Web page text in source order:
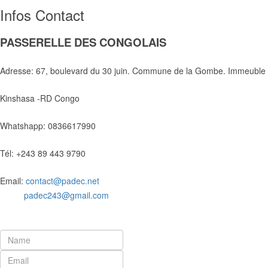
Infos Contact
PASSERELLE DES CONGOLAIS
Adresse: 67, boulevard du 30 juin. Commune de la Gombe. Immeuble
Kinshasa -RD Congo
Whatshapp: 0836617990
Tél: +243 89 443 9790
Email: contact@padec.net
padec243@gmail.com